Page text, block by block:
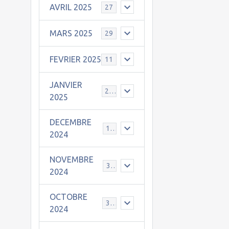
AVRIL 2025 27
MARS 2025 29
FEVRIER 2025 11
JANVIER
2025
25
DECEMBRE
2024
19
NOVEMBRE
2024
30
OCTOBRE
2024
31